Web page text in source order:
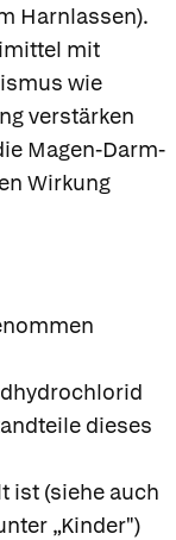
Harnlassen).
mit
wie
verstärken
Magen-Darm-
Wirkung
dieses
ist (siehe auch
„Kinder")